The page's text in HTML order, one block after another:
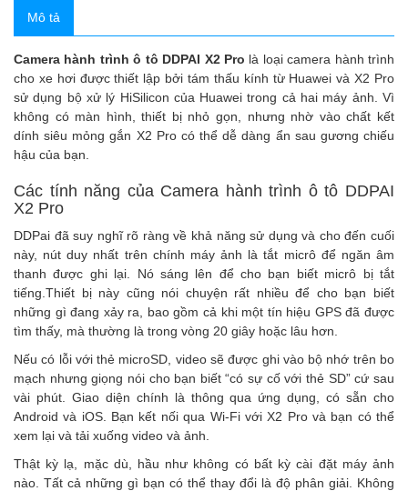
Mô tả
Camera hành trình ô tô DDPAI X2 Pro là loại camera hành trình
cho xe hơi được thiết lập bởi tám thấu kính từ Huawei và X2 Pro
sử dụng bộ xử lý HiSilicon của Huawei trong cả hai máy ảnh. Vì
không có màn hình, thiết bị nhỏ gọn, nhưng nhờ vào chất kết
dính siêu mỏng gắn X2 Pro có thể dễ dàng ẩn sau gương chiếu
hậu của bạn.
Các tính năng của Camera hành trình ô tô DDPAI
X2 Pro
DDPai đã suy nghĩ rõ ràng về khả năng sử dụng và cho đến cuối
này, nút duy nhất trên chính máy ảnh là tắt micrô để ngăn âm
thanh được ghi lại. Nó sáng lên để cho bạn biết micrô bị tắt
tiếng.Thiết bị này cũng nói chuyện rất nhiều để cho bạn biết
những gì đang xảy ra, bao gồm cả khi một tín hiệu GPS đã được
tìm thấy, mà thường là trong vòng 20 giây hoặc lâu hơn.
Nếu có lỗi với thẻ microSD, video sẽ được ghi vào bộ nhớ trên bo
mạch nhưng giọng nói cho bạn biết “có sự cố với thẻ SD” cứ sau
vài phút. Giao diện chính là thông qua ứng dụng, có sẵn cho
Android và iOS. Bạn kết nối qua Wi-Fi với X2 Pro và bạn có thể
xem lại và tải xuống video và ảnh.
Thật kỳ lạ, mặc dù, hầu như không có bất kỳ cài đặt máy ảnh
nào. Tất cả những gì bạn có thể thay đổi là độ phân giải. Không